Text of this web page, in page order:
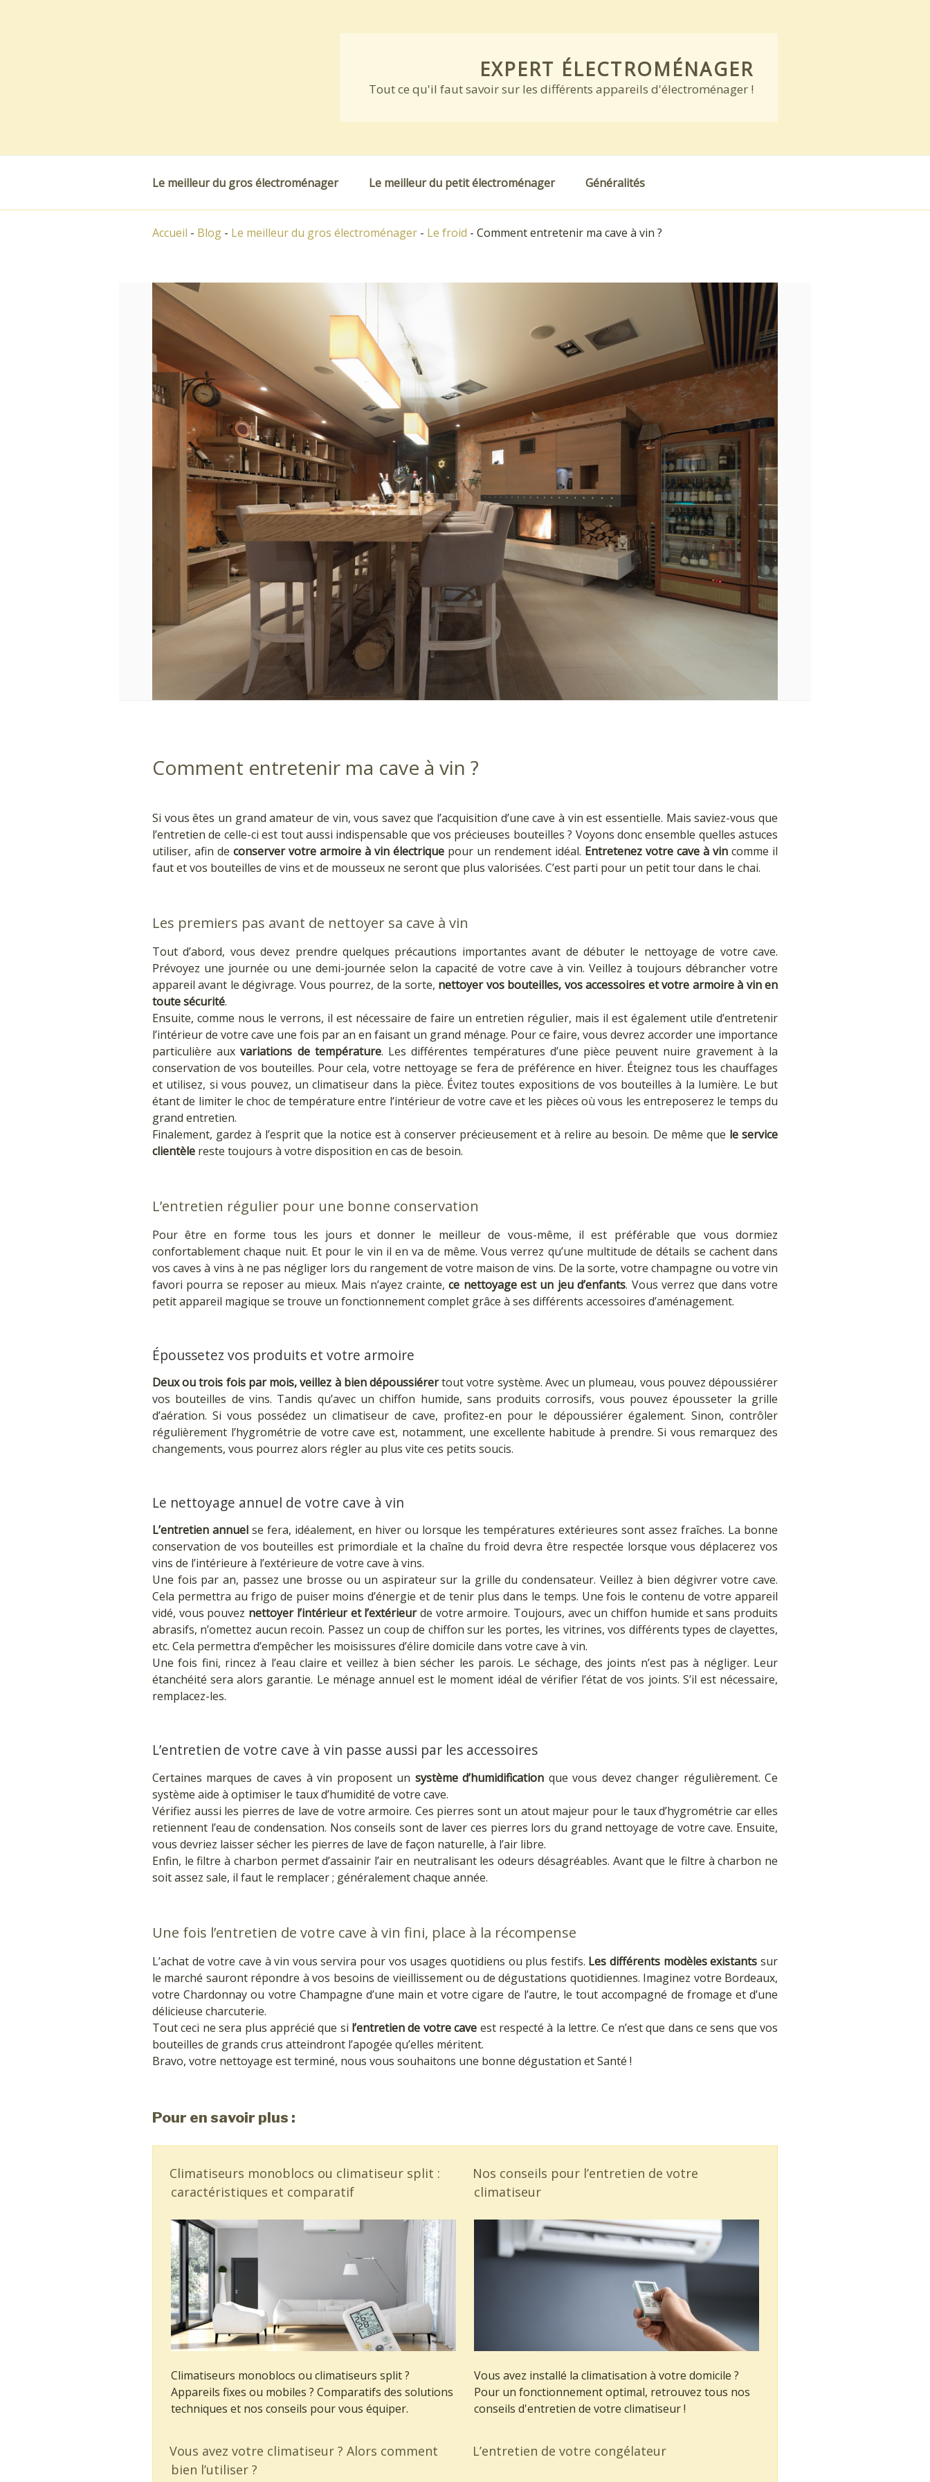
EXPERT ÉLECTROMÉNAGER
Tout ce qu'il faut savoir sur les différents appareils d'électroménager !
Le meilleur du gros électroménager Le meilleur du petit électroménager Généralités
Accueil - Blog - Le meilleur du gros électroménager - Le froid - Comment entretenir ma cave à vin ?
Comment entretenir ma cave à vin ?
Si vous êtes un grand amateur de vin, vous savez que l’acquisition d’une cave à vin est essentielle. Mais saviez-vous que
l’entretien de celle-ci est tout aussi indispensable que vos précieuses bouteilles ? Voyons donc ensemble quelles astuces
utiliser, afin de conserver votre armoire à vin électrique pour un rendement idéal. Entretenez votre cave à vin comme il
faut et vos bouteilles de vins et de mousseux ne seront que plus valorisées. C’est parti pour un petit tour dans le chai.
Les premiers pas avant de nettoyer sa cave à vin
Tout d’abord, vous devez prendre quelques précautions importantes avant de débuter le nettoyage de votre cave.
Prévoyez une journée ou une demi-journée selon la capacité de votre cave à vin. Veillez à toujours débrancher votre
appareil avant le dégivrage. Vous pourrez, de la sorte, nettoyer vos bouteilles, vos accessoires et votre armoire à vin en
toute sécurité.
Ensuite, comme nous le verrons, il est nécessaire de faire un entretien régulier, mais il est également utile d’entretenir
l’intérieur de votre cave une fois par an en faisant un grand ménage. Pour ce faire, vous devrez accorder une importance
particulière auxvariations de température. Les différentes températures d’une pièce peuvent nuire gravement à la
conservation de vos bouteilles. Pour cela, votre nettoyage se fera de préférence en hiver. Éteignez tous les chauffages
et utilisez, si vous pouvez, un climatiseur dans la pièce. Évitez toutes expositions de vos bouteilles à la lumière. Le but
étant de limiter le choc de température entre l’intérieur de votre cave et les pièces où vous les entreposerez le temps du
grand entretien.
Finalement, gardez à l’esprit que la notice est à conserver précieusement et à relire au besoin. De même que le service
clientèle reste toujours à votre disposition en cas de besoin.
L’entretien régulier pour une bonne conservation
Pour être en forme tous les jours et donner le meilleur de vous-même, il est préférable que vous dormiez
confortablement chaque nuit. Et pour le vin il en va de même. Vous verrez qu’une multitude de détails se cachent dans
vos caves à vins à ne pas négliger lors du rangement de votre maison de vins. De la sorte, votre champagne ou votre vin
favori pourra se reposer au mieux. Mais n’ayez crainte,ce nettoyage est un jeu d’enfants. Vous verrez que dans votre
petit appareil magique se trouve un fonctionnement complet grâce à ses différents accessoires d’aménagement.
Époussetez vos produits et votre armoire
Deux ou trois fois par mois, veillez à bien dépoussiérertout votre système. Avec un plumeau, vous pouvez dépoussiérer
vos bouteilles de vins. Tandis qu’avec un chiffon humide, sans produits corrosifs, vous pouvez épousseter la grille
d’aération. Si vous possédez un climatiseur de cave, profitez-en pour le dépoussiérer également. Sinon, contrôler
régulièrement l’hygrométrie de votre cave est, notamment, une excellente habitude à prendre. Si vous remarquez des
changements, vous pourrez alors régler au plus vite ces petits soucis.
Le nettoyage annuel de votre cave à vin
L’entretien annuel se fera, idéalement, en hiver ou lorsque les températures extérieures sont assez fraîches. La bonne
conservation de vos bouteilles est primordiale et la chaîne du froid devra être respectée lorsque vous déplacerez vos
vins de l’intérieure à l’extérieure de votre cave à vins.
Une fois par an, passez une brosse ou un aspirateur sur la grille du condensateur. Veillez à bien dégivrer votre cave.
Cela permettra au frigo de puiser moins d’énergie et de tenir plus dans le temps. Une fois le contenu de votre appareil
vidé, vous pouvez nettoyer l’intérieur et l’extérieurde votre armoire. Toujours, avec un chiffon humide et sans produits
abrasifs, n’omettez aucun recoin. Passez un coup de chiffon sur les portes, les vitrines, vos différents types de clayettes,
etc. Cela permettra d’empêcher les moisissures d’élire domicile dans votre cave à vin.
Une fois fini, rincez à l’eau claire et veillez à bien sécher les parois. Le séchage, des joints n’est pas à négliger. Leur
étanchéité sera alors garantie. Le ménage annuel est le moment idéal de vérifier l’état de vos joints. S’il est nécessaire,
remplacez-les.
L’entretien de votre cave à vin passe aussi par les accessoires
Certaines marques de caves à vin proposent un système d’humidification que vous devez changer régulièrement. Ce
système aide à optimiser le taux d’humidité de votre cave.
Vérifiez aussi les pierres de lave de votre armoire. Ces pierres sont un atout majeur pour le taux d’hygrométrie car elles
retiennent l’eau de condensation. Nos conseils sont de laver ces pierres lors du grand nettoyage de votre cave. Ensuite,
vous devriez laisser sécher les pierres de lave de façon naturelle, à l’air libre.
Enfin, le filtre à charbon permet d’assainir l’air en neutralisant les odeurs désagréables. Avant que le filtre à charbon ne
soit assez sale, il faut le remplacer ; généralement chaque année.
Une fois l’entretien de votre cave à vin fini, place à la récompense
L’achat de votre cave à vin vous servira pour vos usages quotidiens ou plus festifs. Les différents modèles existants sur
le marché sauront répondre à vos besoins de vieillissement ou de dégustations quotidiennes. Imaginez votre Bordeaux,
votre Chardonnay ou votre Champagne d’une main et votre cigare de l’autre, le tout accompagné de fromage et d’une
délicieuse charcuterie.
Tout ceci ne sera plus apprécié que si l’entretien de votre cave est respecté à la lettre. Ce n’est que dans ce sens que vos
bouteilles de grands crus atteindront l’apogée qu’elles méritent.
Bravo, votre nettoyage est terminé, nous vous souhaitons une bonne dégustation et Santé !
Pour en savoir plus :
Climatiseurs monoblocs ou climatiseur split :
caractéristiques et comparatif
Climatiseurs monoblocs ou climatiseurs split ?
Appareils fixes ou mobiles ? Comparatifs des solutions
techniques et nos conseils pour vous équiper.
Nos conseils pour l’entretien de votre
climatiseur
Vous avez installé la climatisation à votre domicile ?
Pour un fonctionnement optimal, retrouvez tous nos
conseils d'entretien de votre climatiseur !
Vous avez votre climatiseur ? Alors comment
bien l’utiliser ?
L’entretien de votre congélateur